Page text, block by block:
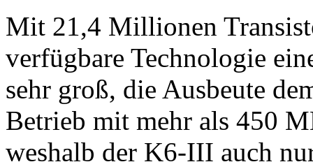
Mit 21,4 Millionen
verfügbare Technologie
sehr groß, die Ausbeute
Betrieb mit mehr als 450
weshalb der K6-III auch